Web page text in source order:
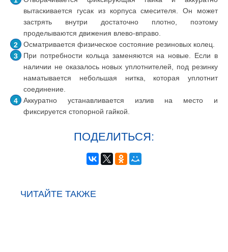
вытаскивается гусак из корпуса смесителя. Он может
застрять внутри достаточно плотно, поэтому
проделываются движения влево-вправо.
Осматривается физическое состояние резиновых колец.
При потребности кольца заменяются на новые. Если в
наличии не оказалось новых уплотнителей, под резинку
наматывается небольшая нитка, которая уплотнит
соединение.
Аккуратно устанавливается излив на место и
фиксируется стопорной гайкой.
ПОДЕЛИТЬСЯ:
ЧИТАЙТЕ ТАКЖЕ